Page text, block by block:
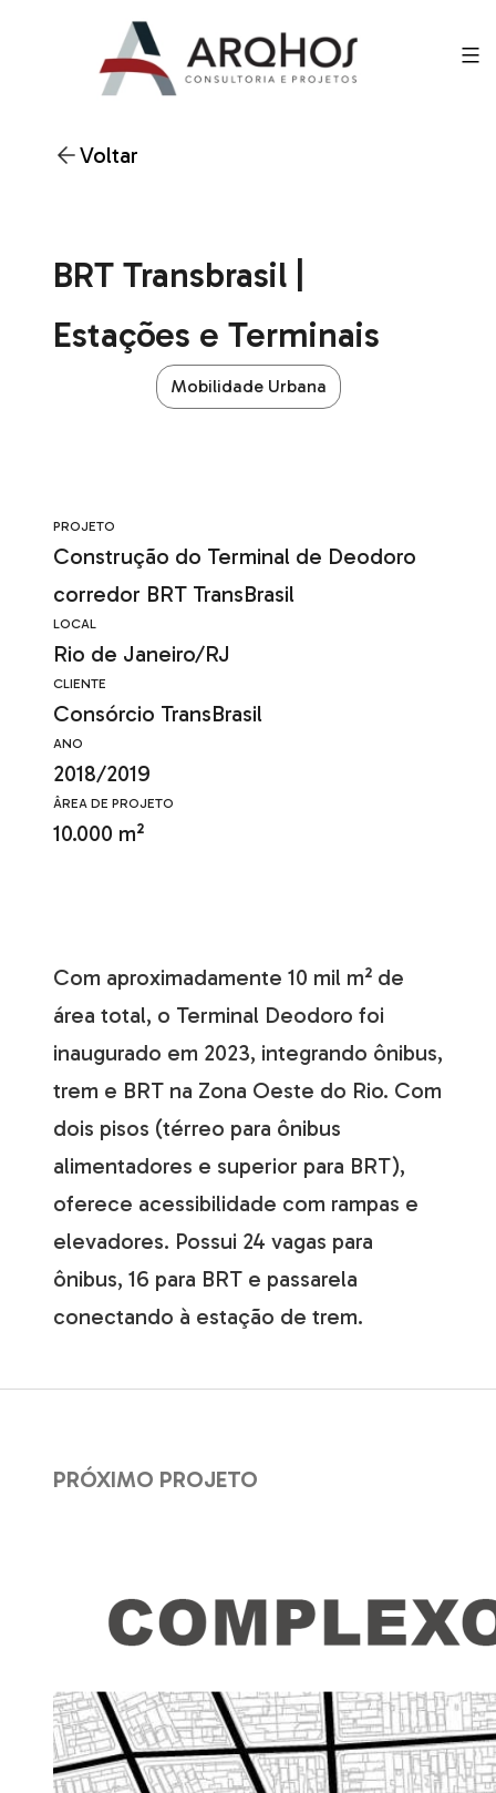
Voltar
BRT Transbrasil |
Estações e Terminais
Mobilidade Urbana
PROJETO
Construção do Terminal de Deodoro
corredor BRT TransBrasil
LOCAL
Rio de Janeiro/RJ
CLIENTE
Consórcio TransBrasil
ANO
2018/2019
ÂREA DE PROJETO
10.000 m²
Com aproximadamente 10 mil m² de
área total, o Terminal Deodoro foi
inaugurado em 2023, integrando ônibus,
trem e BRT na Zona Oeste do Rio. Com
dois pisos (térreo para ônibus
alimentadores e superior para BRT),
oferece acessibilidade com rampas e
elevadores. Possui 24 vagas para
ônibus, 16 para BRT e passarela
conectando à estação de trem.
PRÓXIMO PROJETO